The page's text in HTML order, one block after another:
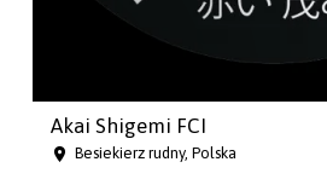
Akai Shigemi FCI
Besiekierz rudny, Polska